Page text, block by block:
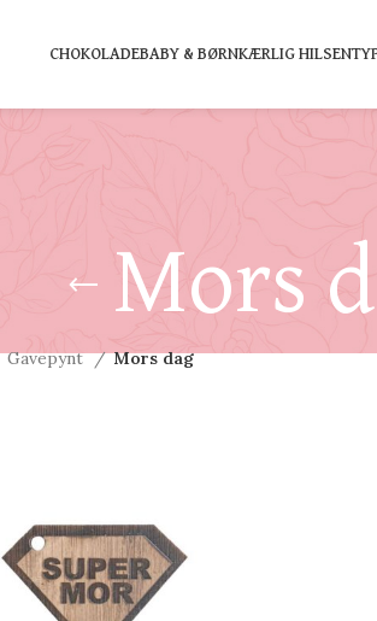
CHOKOLADEBABY & BØRNKÆRLIG HILSEN
Mors
Gavepynt Mors dag